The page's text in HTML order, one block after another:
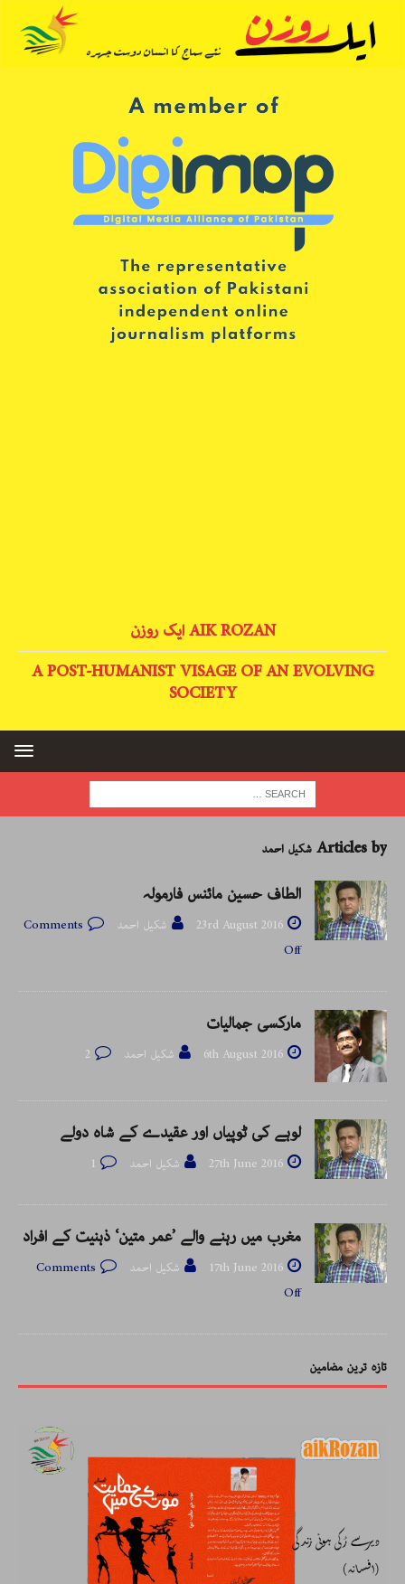
AIK ROZAN ایک روزن
A POST-HUMANIST VISAGE OF AN EVOLVING
SOCIETY
Articles by شکیل احمد
الطاف حسین مائنس فارمولہ
23rd August 2016 شکیل احمد
Comments
Off
مارکسی جمالیات
6th August 2016 شکیل احمد 2
لوہے کی ٹوپیاں اور عقیدے کے شاہ دولے
27th June 2016 شکیل احمد 1
مغرب میں رہنے والے ’عمر متین‘ ذہنیت کے افراد
17th June 2016 شکیل احمد
Comments
Off
تازہ ترین مضامین